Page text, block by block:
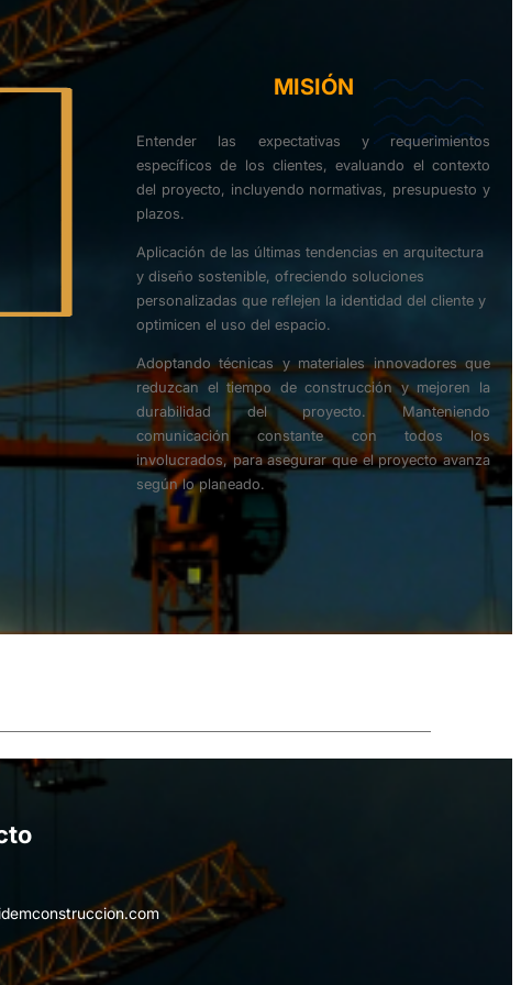
MISIÓN
Entender las expectativas y requerimientos
específicos de los clientes, evaluando el contexto
del proyecto, incluyendo normativas, presupuesto y
plazos.
Aplicación de las últimas tendencias en arquitectura
y diseño sostenible, ofreciendo soluciones
personalizadas que reflejen la identidad del cliente y
optimicen el uso del espacio.
Adoptando técnicas y materiales innovadores que
reduzcan el tiempo de construcción y mejoren la
durabilidad del proyecto. Manteniendo
comunicación constante con todos los
involucrados, para asegurar que el proyecto avanza
según lo planeado.